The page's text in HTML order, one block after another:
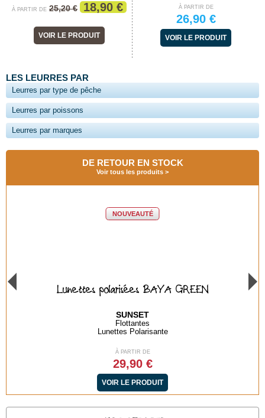
À PARTIR DE 25,20 € 18,90 €
VOIR LE PRODUIT
À PARTIR DE
26,90 €
VOIR LE PRODUIT
LES LEURRES PAR
Leurres par type de pêche
Leurres par poissons
Leurres par marques
DE RETOUR EN STOCK
Voir tous les produits
NOUVEAUTÉ
Lunettes polarisées BAYA GREEN
SUNSET
Flottantes
Lunettes Polarisante
À PARTIR DE
29,90 €
VOIR LE PRODUIT